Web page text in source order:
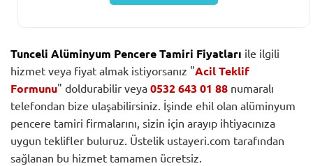
Tunceli Alüminyum Pencere Tamiri Fiyatları ile ilgili
hizmet veya fiyat almak istiyorsanız "Acil Teklif
Formunu" doldurabilir veya 0532 643 01 88 numaralı
telefondan bize ulaşabilirsiniz. İşinde ehil olan alüminyum
pencere tamiri firmalarını, sizin için arayıp ihtiyacınıza
uygun teklifler buluruz. Üstelik ustayeri.com tarafından
sağlanan bu hizmet tamamen ücretsiz.